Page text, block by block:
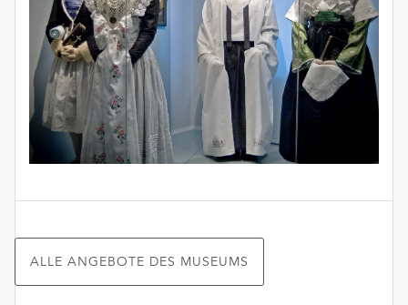
ALLE ANGEBOTE DES MUSEUMS